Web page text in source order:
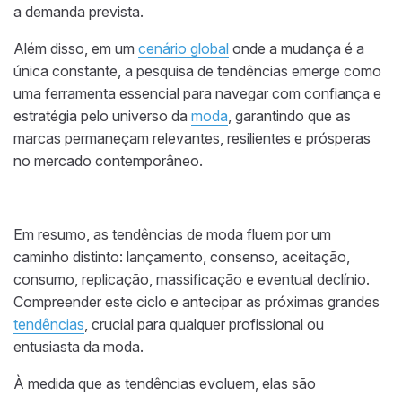
a demanda prevista.
Além disso, em um cenário global onde a mudança é a
única constante, a pesquisa de tendências emerge como
uma ferramenta essencial para navegar com confiança e
estratégia pelo universo da moda, garantindo que as
marcas permaneçam relevantes, resilientes e prósperas
no mercado contemporâneo.
Em resumo, as tendências de moda fluem por um
caminho distinto: lançamento, consenso, aceitação,
consumo, replicação, massificação e eventual declínio.
Compreender este ciclo e antecipar as próximas grandes
tendências, crucial para qualquer profissional ou
entusiasta da moda.
À medida que as tendências evoluem, elas são